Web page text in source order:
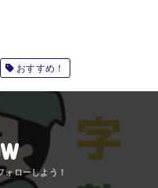
おすすめ！